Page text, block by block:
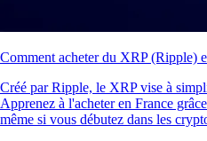
Comment acheter du XRP (Ripple)
Créé par Ripple, le XRP vise à
Apprenez à l'acheter en France
même si vous débutez dans les